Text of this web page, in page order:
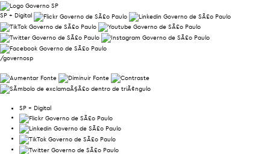
SP + Digital
/governosp
SP + Digital